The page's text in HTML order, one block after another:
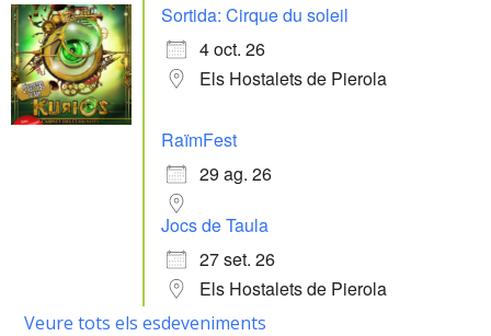
Sortida: Cirque du soleil
4 oct. 26
Els Hostalets de Pierola
RaïmFest
29 ag. 26
Jocs de Taula
27 set. 26
Els Hostalets de Pierola
Veure tots els esdeveniments